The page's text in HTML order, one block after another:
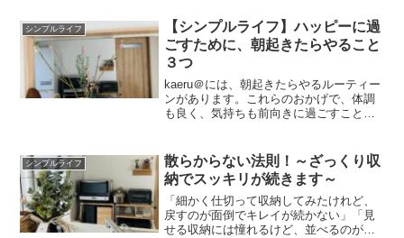
シンプルライフ
【シンプルライフ】ハッピーに過
ごすために、朝起きたらやること
３つ
kaeru＠には、朝起きたらやるルーティー
ンがあります。これらのおかげで、体調
も良く、気持ちも前向きに過ごすことが
は、歯を磨くこと！目を覚ますのにいい
刺激になりますし、調...
シンプルライフ
散らからない法則！～ざっくり収
納でスッキリが続きます～
「細かく仕切って収納してみたけれど、
戻すのが面倒でキレイが続かない」「見
せる収納には憧れるけど、並べるのが苦